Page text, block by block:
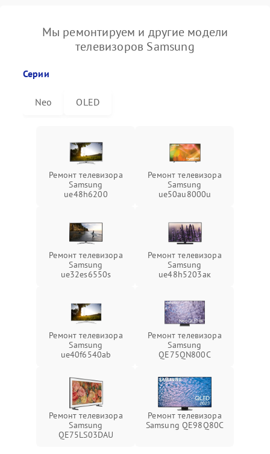
Мы ремонтируем и другие модели
телевизоров Samsung
Серии
Neo OLED
Ремонт телевизора
Samsung
ue48h6200
Ремонт телевизора
Samsung
ue50au8000u
Ремонт телевизора
Samsung
ue32es6550s
Ремонт телевизора
Samsung
ue48h5203aк
Ремонт телевизора
Samsung
ue40f6540ab
Ремонт телевизора
Samsung
QE75QN800C
Ремонт телевизора
Samsung
QE75LS03DAU
Ремонт телевизора
Samsung QE98Q80C